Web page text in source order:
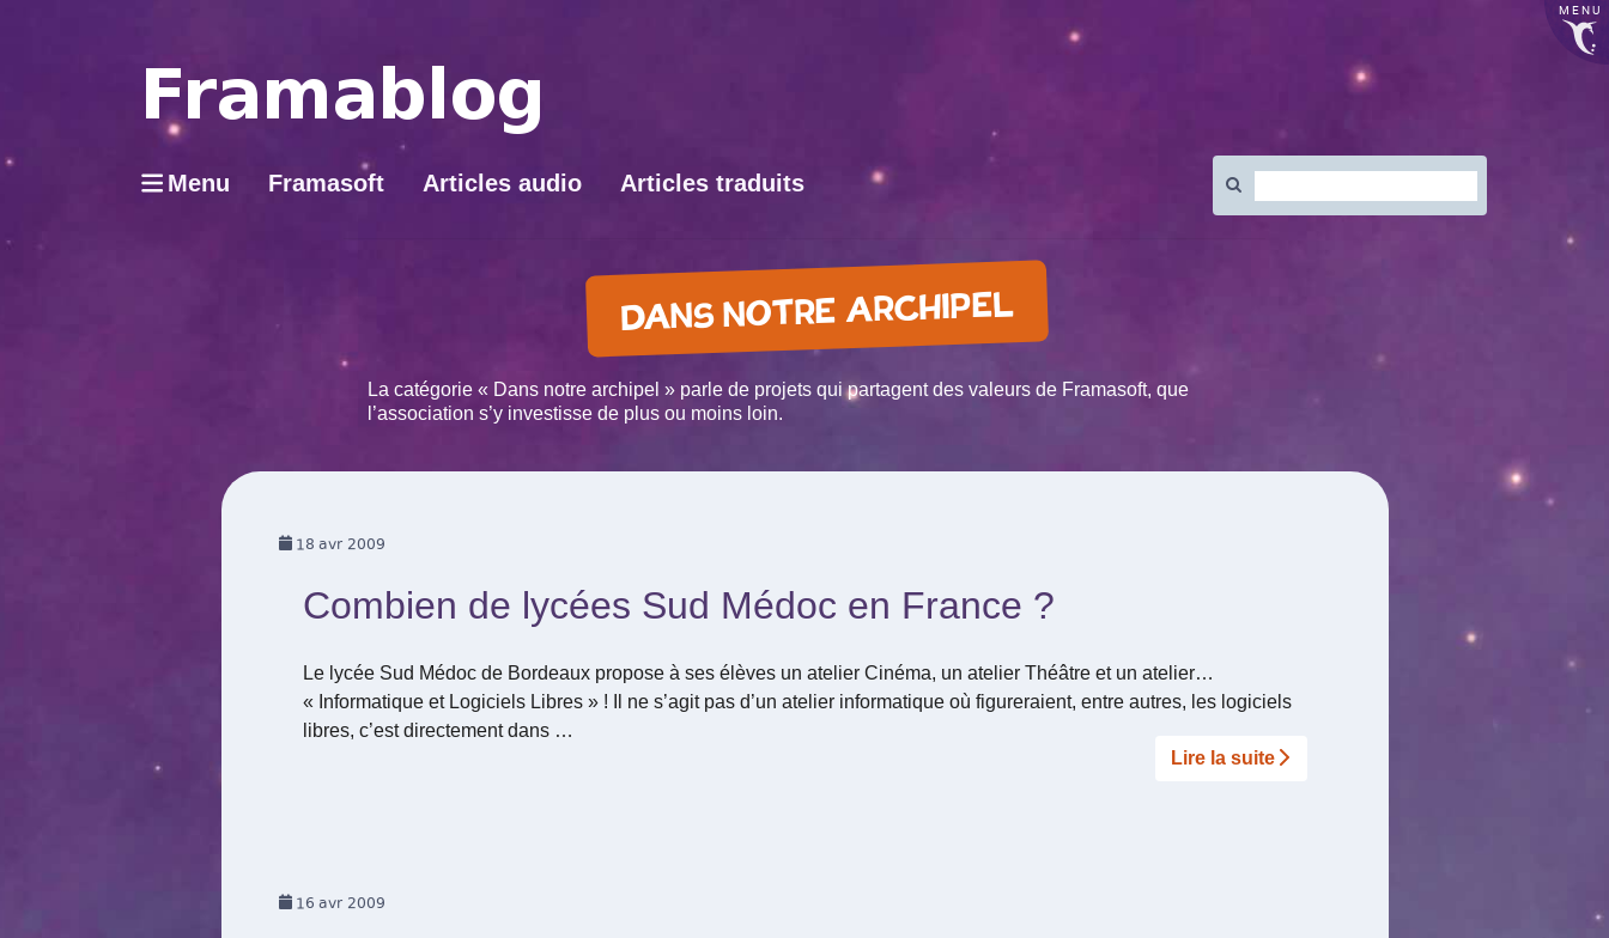
MENU
Menu Framasoft Articles audio Articles traduits
:
DANS NOTRE ARCHIPEL
La catégorie « Dans notre archipel » parle de projets qui partagent des valeurs de Framasoft, que
l’association s’y investisse de plus ou moins loin.
18 avr 2009
Combien de lycées Sud Médoc en France ?
Le lycée Sud Médoc de Bordeaux propose à ses élèves un atelier Cinéma, un atelier Théâtre et un atelier…
« Informatique et Logiciels Libres » ! Il ne s’agit pas d’un atelier informatique où figureraient, entre autres, les logiciels
libres, c’est directement dans …
Lire la suite­­
16 avr 2009